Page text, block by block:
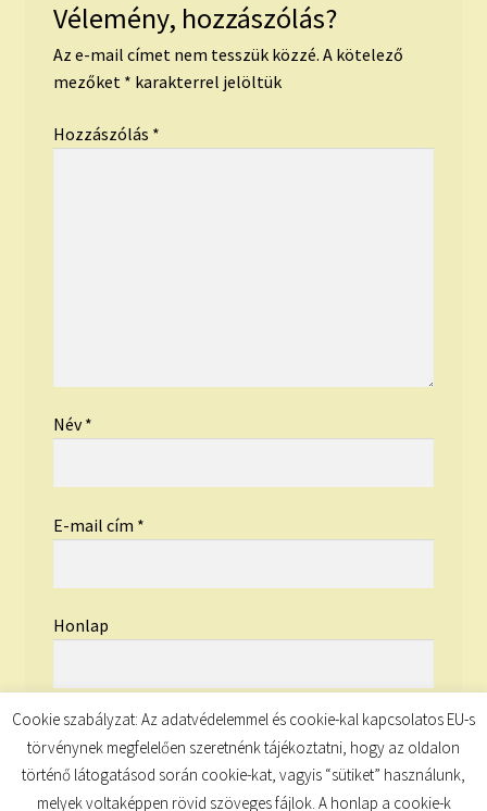
Vélemény, hozzászólás?
Az e-mail címet nem tesszük közzé. A kötelező
mezőket * karakterrel jelöltük
Hozzászólás *
Név*
E-mail cím *
Honlap
Cookie szabályzat: Az adatvédelemmel és cookie-kal kapcsolatos EU-s
törvénynek megfelelően szeretnénk tájékoztatni, hogy az oldalon
történő látogatásod során cookie-kat, vagyis “sütiket” használunk,
melyek voltaképpen rövid szöveges fájlok. A honlap a cookie-k